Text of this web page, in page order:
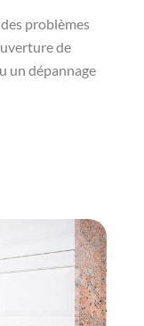
problèmes
de
un dépannage